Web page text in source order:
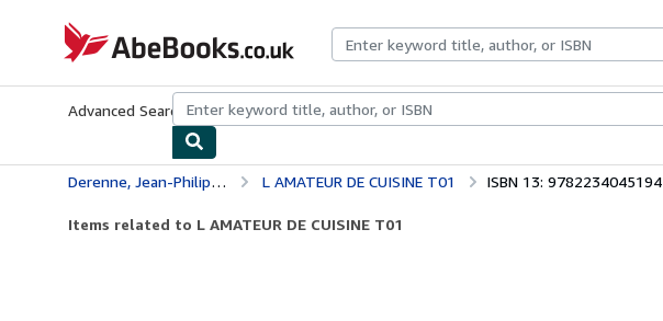
AbeBooks.co.uk
Advanced Search Browse CollectionsRare BooksArt & Collectables
Derenne, Jean-Philippe L AMATEUR DE CUISINE T01 ISBN 13: 9782234045194
Items related to L AMATEUR DE CUISINE T01